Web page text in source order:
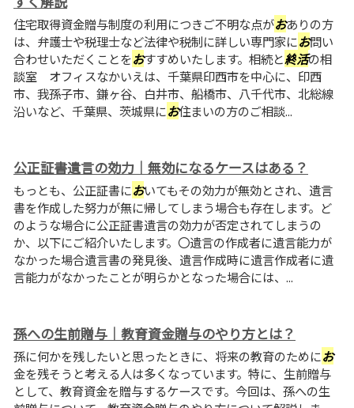
住宅取得資金贈与制度の利用につきご不明な点がおありの方
は、弁護士や税理士など法律や税制に詳しい専門家にお問い
合わせいただくことをおすすめいたします。相続と終活の相
談室 オフィスなかいえは、千葉県印西市を中心に、印西
市、我孫子市、鎌ヶ谷、白井市、船橋市、八千代市、北総線
沿いなど、千葉県、茨城県にお住まいの方のご相談...
公正証書遺言の効力｜無効になるケースはある？
もっとも、公正証書においてもその効力が無効とされ、遺言
書を作成した努力が無に帰してしまう場合も存在します。ど
のような場合に公正証書遺言の効力が否定されてしまうの
か、以下にご紹介いたします。〇遺言の作成者に遺言能力が
なかった場合遺言書の発見後、遺言作成時に遺言作成者に遺
言能力がなかったことが明らかとなった場合には、...
孫への生前贈与｜教育資金贈与のやり方とは？
孫に何かを残したいと思ったときに、将来の教育のためにお
金を残そうと考える人は多くなっています。特に、生前贈与
として、教育資金を贈与するケースです。今回は、孫への生